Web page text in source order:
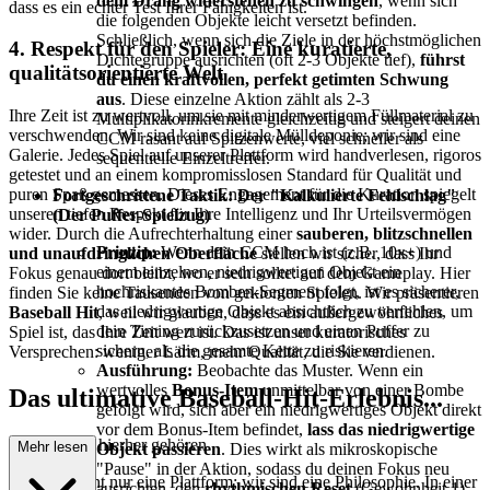
die folgenden Objekte leicht versetzt befinden.
Schließlich, wenn sich die Ziele in der höchstmöglichen
Dichtegruppe ausrichten (oft 2-3 Objekte tief), führst
du einen kraftvollen, perfekt getimten Schwung
aus. Diese einzelne Aktion zählt als 2-3
Multiplikatorinkremente gleichzeitig und steigert deinen
CCM rasant auf Spitzenwerte, viel schneller als
sequentielle Einzeltreffer.
Fortgeschrittene Taktik: Der "Kalkulierte Fehlschlag"
(Der Puffer-Spielzug)
Prinzip:Wenn dein CCM hoch ist (z.B. 10x+) und
einem einzelnen, niedrigwertigen Objekt ein
hochriskantes Bomben-Segment folgt, ist es sicherer,
das niedrigwertige Objekt absichtlich zu verfehlen, um
dein Timing zurückzusetzen und einen Puffer zu
sichern, als die gesamte Kette zu riskieren.
Ausführung: Beobachte das Muster. Wenn ein
wertvolles Bonus-Itemunmittelbar von einer Bombe
gefolgt wird, sich aber ein niedrigwertiges Objekt direkt
vor dem Bonus-Item befindet, lass das niedrigwertige
Objekt passieren. Dies wirkt als mikroskopische
"Pause" in der Aktion, sodass du deinen Fokus neu
dass es ein echter Test Ihrer Fähigkeiten ist.
4. Respekt für den Spieler: Eine kuratierte,
qualitätsorientierte Welt
Ihre Zeit ist zu wertvoll, um sie mit minderwertigem Füllmaterial zu
verschwenden. Wir sind keine digitale Mülldeponie; wir sind eine
Galerie. Jedes Spiel auf unserer Plattform wird handverlesen, rigoros
getestet und an einem kompromisslosen Standard für Qualität und
puren Spaß gemessen. Dieses Engagement für die Kuration spiegelt
unseren tiefen Respekt für Ihre Intelligenz und Ihr Urteilsvermögen
wider. Durch die Aufrechterhaltung einersauberen, blitzschnellen
und unaufdringlichen Oberflächestellen wir sicher, dass Ihr
Fokus genau dort bleibt, wo er sein sollte: auf dem Gameplay. Hier
finden Sie keine Tausenden von geklonten Spielen. Wir präsentieren
Baseball Hit, weil wir glauben, dass es ein außergewöhnliches
Spiel ist, das Ihre Zeit wert ist. Das ist unser kuratorisches
Versprechen: weniger Lärm, mehr Qualität, die Sie verdienen.
Das ultimative Baseball-Hit-Erlebnis...
: Warum Sie hierher gehören
Wir sind nicht nur eine Plattform; wir sind eine Philosophie. In einer
Mehr lesen